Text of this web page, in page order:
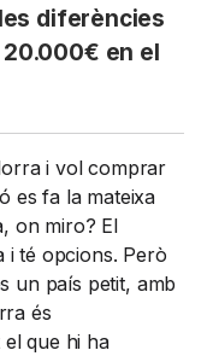
diferències
en el
i vol comprar
es fa la mateixa
on miro? El
i té opcions. Però
un país petit, amb
és
que hi ha